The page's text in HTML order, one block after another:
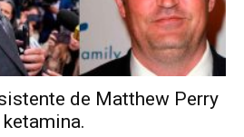
de Matthew Perry